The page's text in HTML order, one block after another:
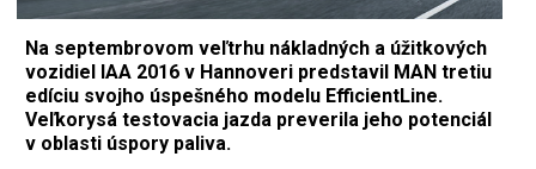
Na septembrovom veľtrhu nákladných a úžitkových
vozidiel IAA 2016 v Hannoveri predstavil MAN tretiu
edíciu svojho úspešného modelu EfficientLine.
Veľkorysá testovacia jazda preverila jeho potenciál
v oblasti úspory paliva.